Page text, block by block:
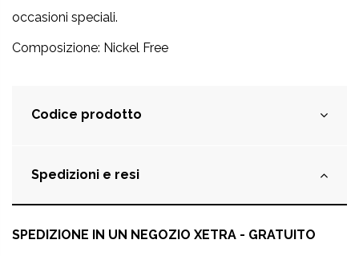
occasioni speciali.
Composizione: Nickel Free
Codice prodotto
Spedizioni e resi
SPEDIZIONE IN UN NEGOZIO XETRA - GRATUITO